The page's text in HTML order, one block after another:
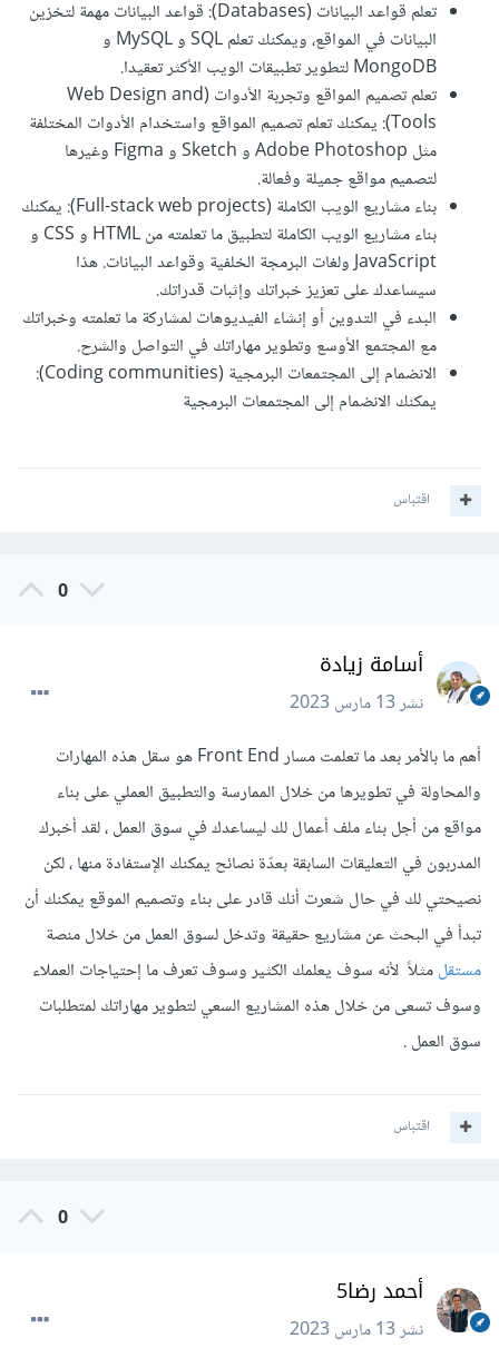
تعلم قواعد البيانات (Databases): قواعد البيانات مهمة لتخزين
البيانات في المواقع، ويمكنك تعلم SQL و MySQL و
MongoDB لتطوير تطبيقات الويب الأكثر تعقيدا.
تعلم تصميم المواقع وتجربة الأدوات (Web Design and
Tools): يمكنك تعلم تصميم المواقع واستخدام الأدوات المختلفة
مثل Adobe Photoshop و Sketch و Figma وغيرها
لتصميم مواقع جميلة وفعالة.
بناء مشاريع الويب الكاملة (Full-stack web projects): يمكنك
بناء مشاريع الويب الكاملة لتطبيق ما تعلمته من HTML و CSS و
JavaScript ولغات البرمجة الخلفية وقواعد البيانات. هذا
سيساعدك على تعزيز خبراتك وإثبات قدراتك.
البدء في التدوين أو إنشاء الفيديوهات لمشاركة ما تعلمته وخبراتك
مع المجتمع الأوسع وتطوير مهاراتك في التواصل والشرح.
الانضمام إلى المجتمعات البرمجية (Coding communities):
يمكنك الانضمام إلى المجتمعات البرمجية
اقتباس
0
أسامة زيادة
نشر13 مارس 2023
أهم ما بالأمر بعد ما تعلمت مسار Front End هو سقل هذه المهارات
والمحاولة في تطويرها من خلال الممارسة والتطبيق العملي على بناء
مواقع من أجل بناء ملف أعمال لك ليساعدك في سوق العمل ، لقد أخبرك
المدربون في التعليقات السابقة بعدّة نصائح يمكنك الإستفادة منها ، لكن
نصيحتي لك في حال شعرت أنك قادر على بناء وتصميم الموقع يمكنك أن
تبدأ في البحث عن مشاريع حقيقة وتدخل لسوق العمل من خلال منصة
مستقلمثلاً لأنه سوف يعلمك الكثير وسوف تعرف ما إحتياجات العملاء
وسوف تسعى من خلال هذه المشاريع السعي لتطوير مهاراتك لمتطلبات
سوق العمل .
اقتباس
0
أحمد رضا5
نشر13 مارس 2023